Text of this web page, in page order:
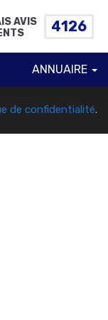
AVIS
4126
ANNUAIRE
de confidentialité.